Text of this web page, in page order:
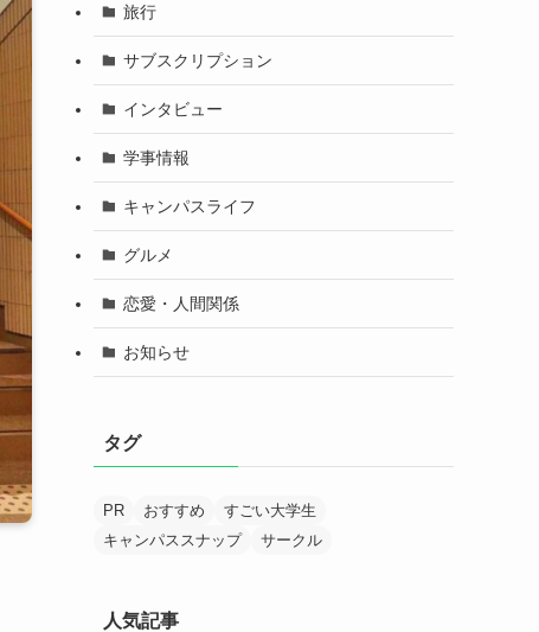
旅行
サブスクリプション
インタビュー
学事情報
キャンパスライフ
グルメ
恋愛・人間関係
お知らせ
タグ
PR おすすめ
すごい大学生
キャンパススナップ
サークル
人気記事